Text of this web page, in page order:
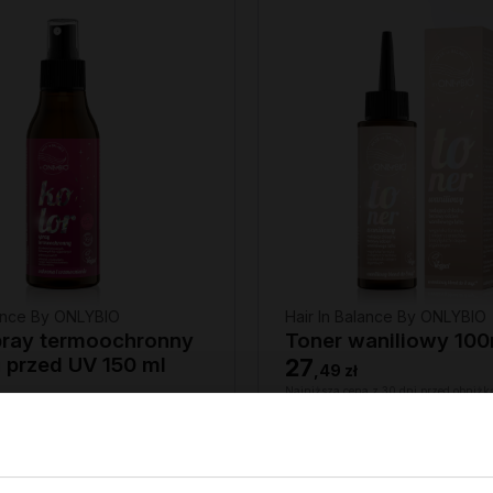
termoochronny
UV 150 ml
Toner waniliowy
27 49 zł
Najniższa cena z 30 dni przed